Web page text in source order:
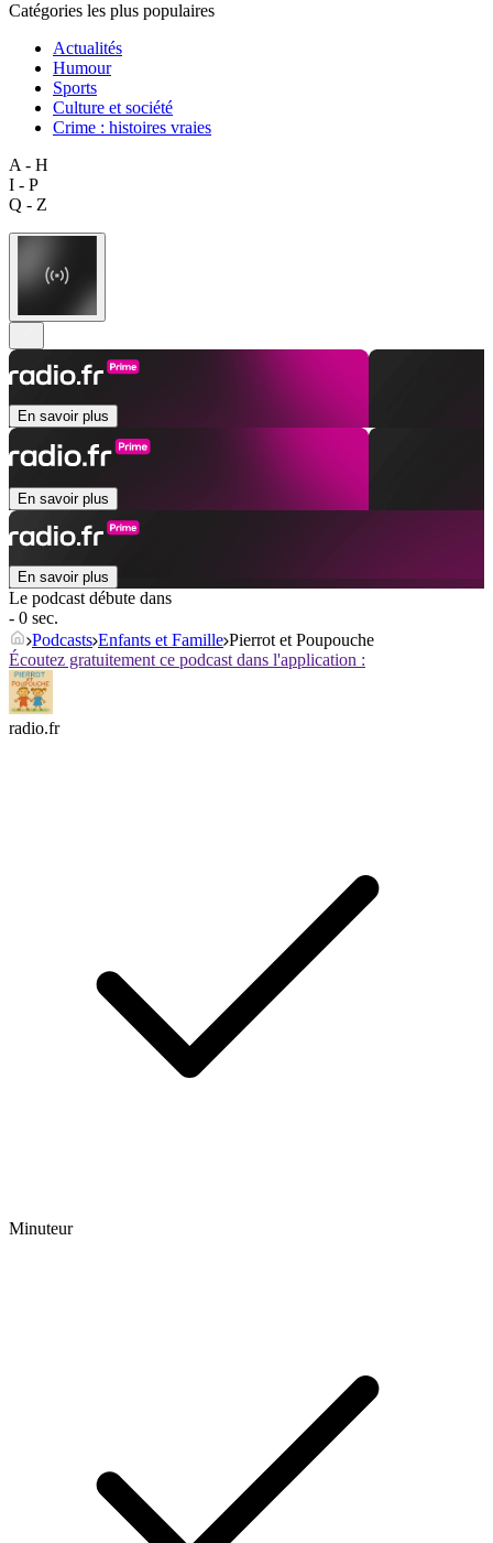
Catégories les plus populaires
Actualités
Humour
Sports
Culture et société
Crime : histoires vraies
A - H
I - P
Q - Z
En savoir plus
En savoir plus
En savoir plus
Le podcast débute dans
- 0 sec.
Podcasts Enfants et Famille Pierrot et Poupouche
Écoutez gratuitement ce podcast dans l'application :
radio.fr
Minuteur